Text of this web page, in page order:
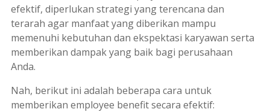
efektif, diperlukan strategi yang terencana dan
terarah agar manfaat yang diberikan mampu
memenuhi kebutuhan dan ekspektasi karyawan serta
memberikan dampak yang baik bagi perusahaan
Anda.
Nah, berikut ini adalah beberapa cara untuk
memberikan employee benefitsecara efektif: